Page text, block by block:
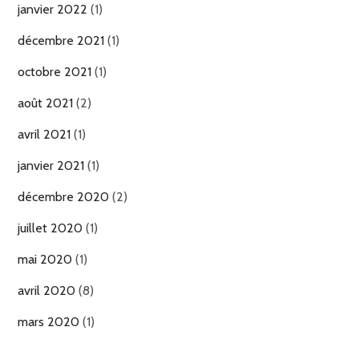
janvier 2022 (1)
décembre 2021 (1)
octobre 2021 (1)
août 2021 (2)
avril 2021 (1)
janvier 2021 (1)
décembre 2020 (2)
juillet 2020 (1)
mai 2020 (1)
avril 2020 (8)
mars 2020 (1)